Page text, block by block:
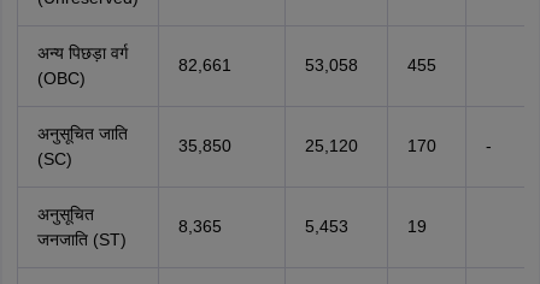
अन्य पिछड़ा वर्ग
(OBC)
82,661 53,058 455
अनुसूचित जाति
(SC)
35,850 25,120 170 -
अनुसूचित
जनजाति (ST)
8,365 5,453 19